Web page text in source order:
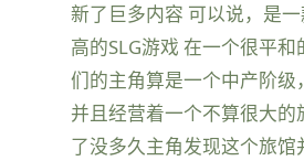
新了巨多内容 可以说，是
高的SLG游戏 在一个很平
们的主角算是一个中产阶级
并且经营着一个不算很大的
了没多久主角发现这个旅馆